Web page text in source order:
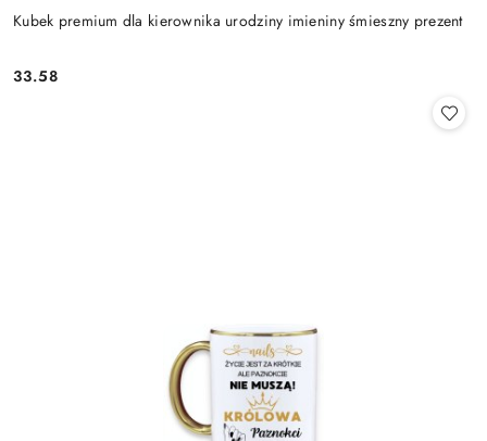
Kubek premium dla kierownika urodziny imieniny śmieszny prezent
Cena:
33.58